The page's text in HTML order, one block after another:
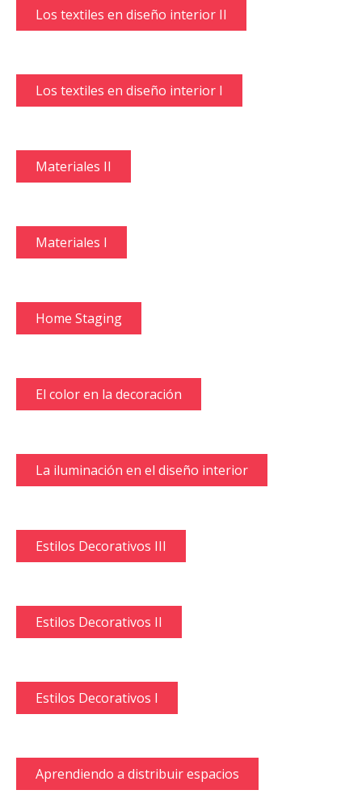
Los textiles en diseño interior II
Los textiles en diseño interior I
Materiales II
Materiales I
Home Staging
El color en la decoración
La iluminación en el diseño interior
Estilos Decorativos III
Estilos Decorativos II
Estilos Decorativos I
Aprendiendo a distribuir espacios